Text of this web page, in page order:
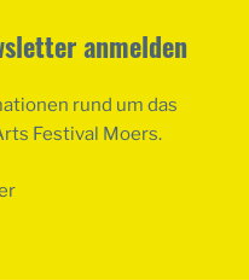
anmelden
rund um das
Festival Moers.